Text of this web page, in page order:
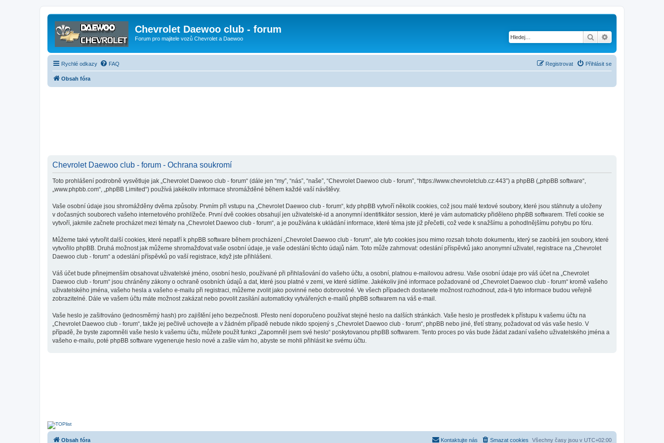
Chevrolet Daewoo club - forum
Forum pro majitele vozů Chevrolet a Daewoo Hledat
Rychlé odkazy FAQ Přihlásit se
Registrovat
Obsah fóra
Chevrolet Daewoo club - forum - Ochrana soukromí
Toto prohlášení podrobně vysvětluje jak „Chevrolet Daewoo club - forum“ (dále jen “my”, “nás”, “naše”, “Chevrolet Daewoo club - forum”, “https://www.chevroletclub.cz:443”) a phpBB („phpBB software“,
„www.phpbb.com“, „phpBB Limited“) používá jakékoliv informace shromážděné během každé vaší návštěvy.
Vaše osobní údaje jsou shromážděny dvěma způsoby. Prvním při vstupu na „Chevrolet Daewoo club - forum“, kdy phpBB vytvoří několik cookies, což jsou malé textové soubory, které jsou stáhnuty a uloženy
v dočasných souborech vašeho internetového prohlížeče. První dvě cookies obsahují jen uživatelské-id a anonymní identifikátor session, které je vám automaticky přiděleno phpBB softwarem. Třetí cookie se
vytvoří, jakmile začnete procházet mezi tématy na „Chevrolet Daewoo club - forum“, a je používána k ukládání informace, které téma jste již přečetli, což vede k snažšímu a pohodlnějšímu pohybu po fóru.
Můžeme také vytvořit další cookies, které nepatří k phpBB software během procházení „Chevrolet Daewoo club - forum“, ale tyto cookies jsou mimo rozsah tohoto dokumentu, který se zaobírá jen soubory, které
vytvořilo phpBB. Druhá možnost jak můžeme shromažďovat vaše osobní údaje, je vaše odeslání těchto údajů nám. Toto může zahrnovat: odeslání příspěvků jako anonymní uživatel, registrace na „Chevrolet
Daewoo club - forum“ a odeslání příspěvků po vaší registrace, když jste přihlášeni.
Váš účet bude přinejmenším obsahovat uživatelské jméno, osobní heslo, používané při přihlašování do vašeho účtu, a osobní, platnou e-mailovou adresu. Vaše osobní údaje pro váš účet na „Chevrolet
Daewoo club - forum“ jsou chráněny zákony o ochraně osobních údajů a dat, které jsou platné v zemi, ve které sídlíme. Jakékoliv jiné informace požadované od „Chevrolet Daewoo club - forum“ kromě vašeho
uživatelského jména, vašeho hesla a vašeho e-mailu při registraci, můžeme zvolit jako povinné nebo dobrovolné. Ve všech případech dostanete možnost rozhodnout, zda-li tyto informace budou veřejně
zobrazitelné. Dále ve vašem účtu máte možnost zakázat nebo povolit zasílání automaticky vytvářených e-mailů phpBB softwarem na váš e-mail.
Vaše heslo je zašifrováno (jednosměrný hash) pro zajištění jeho bezpečnosti. Přesto není doporučeno používat stejné heslo na dalších stránkách. Vaše heslo je prostředek k přístupu k vašemu účtu na
„Chevrolet Daewoo club - forum“, takže jej pečlivě uchovejte a v žádném případě nebude nikdo spojený s „Chevrolet Daewoo club - forum“, phpBB nebo jiné, třetí strany, požadovat od vás vaše heslo. V
případě, že byste zapomněli vaše heslo k vašemu účtu, můžete použít funkci „Zapomněl jsem své heslo“ poskytovanou phpBB softwarem. Tento proces po vás bude žádat zadaní vašeho uživatelského jména a
vašeho e-mailu, poté phpBB software vygeneruje heslo nové a zašle vám ho, abyste se mohli přihlásit ke svému účtu.
Obsah fóra Všechny časy jsou v UTC+02:00
Smazat cookies
Kontaktujte nás